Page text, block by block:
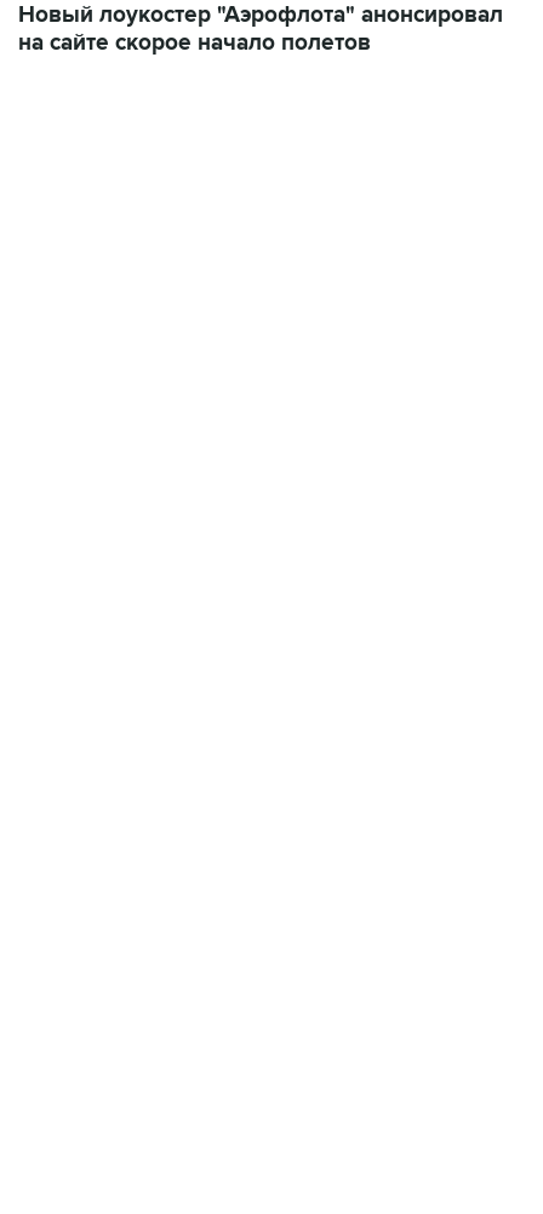
Новый лоукостер "Аэрофлота" анонсировал
на сайте скорое начало полетов